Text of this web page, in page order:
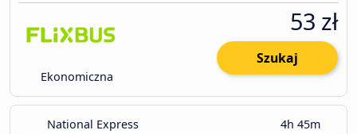
Ekonomiczna
53 zł
Szukaj
National Express 4h 45m